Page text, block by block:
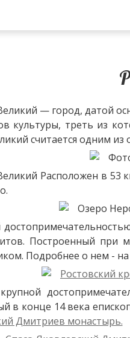
— город, датой
культуры, треть из
считается одним
Расположен в 53
Построенный при
Подробнее о нем -
в конце 14 века
Дмитриев монастырь.